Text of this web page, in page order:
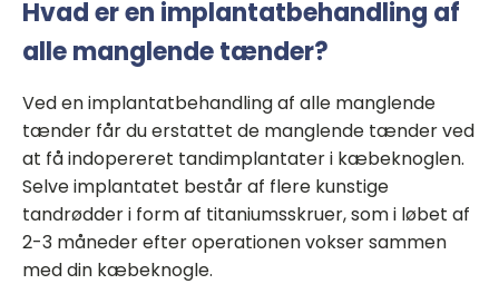
Hvad er en implantatbehandling af
alle manglende tænder?
Ved en implantatbehandling af alle manglende
tænder får du erstattet de manglende tænder ved
at få indopereret tandimplantater i kæbeknoglen.
Selve implantatet består af flere kunstige
tandrødder i form af titaniumsskruer, som i løbet af
2-3 måneder efter operationen vokser sammen
med din kæbeknogle.